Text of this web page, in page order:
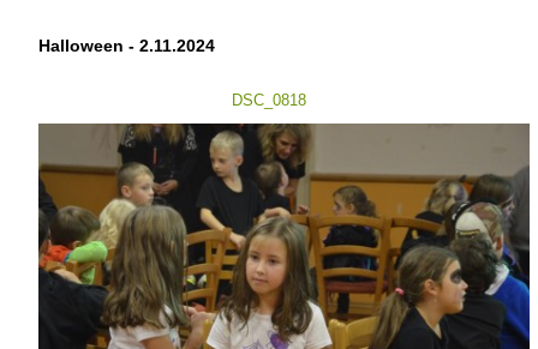
Halloween - 2.11.2024
DSC_0818